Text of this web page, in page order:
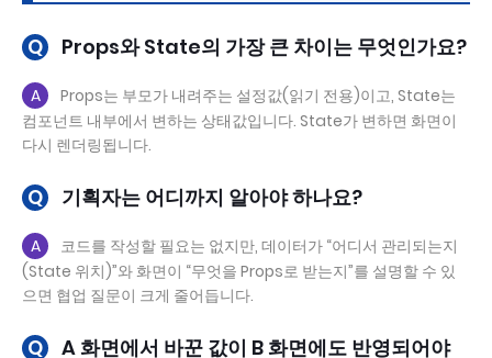
Q Props와 State의 가장 큰 차이는 무엇인가요?
A
Props는 부모가 내려주는 설정값(읽기 전용)이고, State는
컴포넌트 내부에서 변하는 상태값입니다. State가 변하면 화면이
다시 렌더링됩니다.
Q 기획자는 어디까지 알아야 하나요?
A
코드를 작성할 필요는 없지만, 데이터가 “어디서 관리되는지
(State 위치)”와 화면이 “무엇을 Props로 받는지”를 설명할 수 있
으면 협업 질문이 크게 줄어듭니다.
Q
A 화면에서 바꾼 값이 B 화면에도 반영되어야